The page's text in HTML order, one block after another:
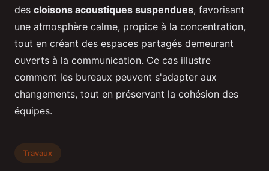
des cloisons acoustiques suspendues, favorisant
une atmosphère calme, propice à la concentration,
tout en créant des espaces partagés demeurant
ouverts à la communication. Ce cas illustre
comment les bureaux peuvent s'adapter aux
changements, tout en préservant la cohésion des
équipes.
Travaux